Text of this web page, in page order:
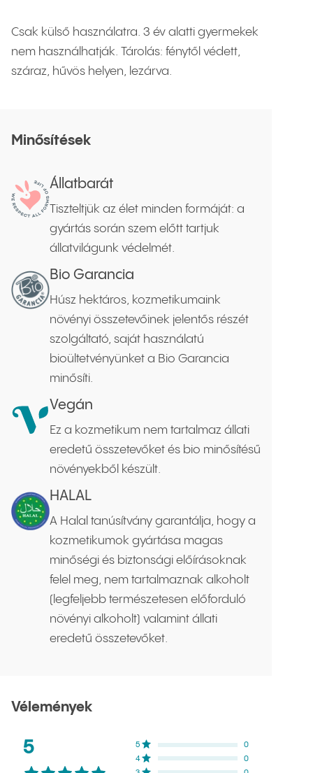
Csak külső használatra. 3 év alatti gyermekek
nem használhatják. Tárolás: fénytől védett,
száraz, hűvös helyen, lezárva.
Minősítések
Állatbarát
Tiszteltjük az élet minden formáját: a
gyártás során szem előtt tartjuk
állatvilágunk védelmét.
Bio Garancia
Húsz hektáros, kozmetikumaink
növényi összetevőinek jelentős részét
szolgáltató, saját használatú
bioültetvényünket a Bio Garancia
minősíti.
Vegán
Ez a kozmetikum nem tartalmaz állati
eredetű összetevőket és bio minősítésű
növényekből készült.
HALAL
A Halal tanúsítvány garantálja, hogy a
kozmetikumok gyártása magas
minőségi és biztonsági előírásoknak
felel meg, nem tartalmaznak alkoholt
(legfeljebb természetesen előforduló
növényi alkoholt) valamint állati
eredetű összetevőket.
Vélemények
Értékelések átlaga:
5csillag az ötbőlÉrtékelések eloszlása
5 csillag
0
4csillag
0